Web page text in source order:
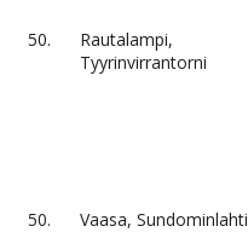
50.
Rautalampi,
Tyyrinvirrantorni
50. Vaasa, Sundominlahti